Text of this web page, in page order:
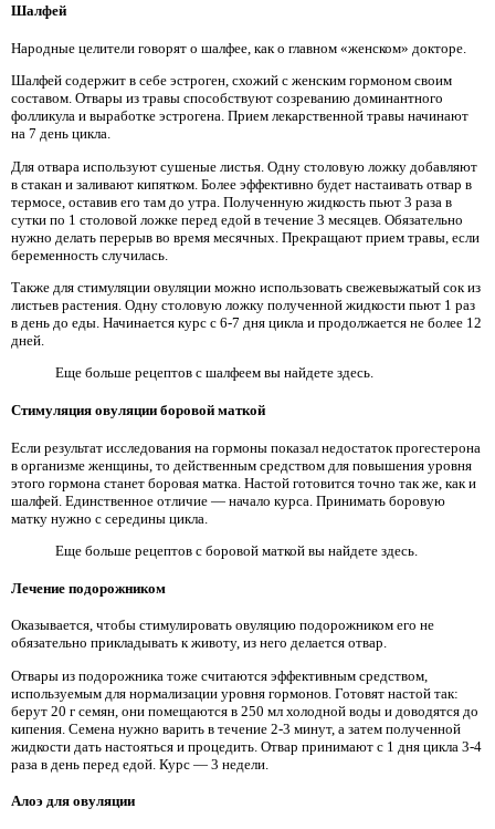
Шалфей
Народные целители говорят о шалфее, как о главном «женском» докторе.
Шалфей содержит в себе эстроген, схожий с женским гормоном своим
составом. Отвары из травы способствуют созреванию доминантного
фолликула и выработке эстрогена. Прием лекарственной травы начинают
на 7 день цикла.
Для отвара используют сушеные листья. Одну столовую ложку добавляют
в стакан и заливают кипятком. Более эффективно будет настаивать отвар в
термосе, оставив его там до утра. Полученную жидкость пьют 3 раза в
сутки по 1 столовой ложке перед едой в течение 3 месяцев. Обязательно
нужно делать перерыв во время месячных. Прекращают прием травы, если
беременность случилась.
Также для стимуляции овуляции можно использовать свежевыжатый сок из
листьев растения. Одну столовую ложку полученной жидкости пьют 1 раз
в день до еды. Начинается курс с 6-7 дня цикла и продолжается не более 12
дней.
Еще больше рецептов с шалфеем вы найдете здесь.
Стимуляция овуляции боровой маткой
Если результат исследования на гормоны показал недостаток прогестерона
в организме женщины, то действенным средством для повышения уровня
этого гормона станет боровая матка. Настой готовится точно так же, как и
шалфей. Единственное отличие — начало курса. Принимать боровую
матку нужно с середины цикла.
Еще больше рецептов с боровой маткой вы найдете здесь.
Лечение подорожником
Оказывается, чтобы стимулировать овуляцию подорожником его не
обязательно прикладывать к животу, из него делается отвар.
Отвары из подорожника тоже считаются эффективным средством,
используемым для нормализации уровня гормонов. Готовят настой так:
берут 20 г семян, они помещаются в 250 мл холодной воды и доводятся до
кипения. Семена нужно варить в течение 2-3 минут, а затем полученной
жидкости дать настояться и процедить. Отвар принимают с 1 дня цикла 3-4
раза в день перед едой. Курс — 3 недели.
Алоэ для овуляции